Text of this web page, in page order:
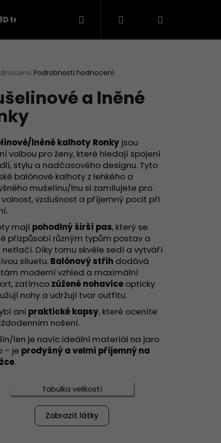
teplákovina Přihlášení
Podrobnosti hodnocení
a lněné
lněné kalhoty Ronky jsou
volbou pro ženy, které hledají spojení
stylu a nadčasového designu. Tyto
balónové kalhoty z lehkého a
mušelínu/lnu si zamilujete pro
volnost, vzdušnost a příjemný pocit při
mají pohodlný širší pas, který se
přizpůsobí různým typům postav a
netlačí. Díky tomu skvěle sedí a vytváří
siluetu. Balónový střih dodává
moderní vzhled a maximální
zatímco zúžené nohavice opticky
nohy a udržují tvar outfitu.
ani praktické kapsy, které oceníte
nošení.
len je navíc ideální materiál na jaro
– je prodyšný a velmi příjemný na
.
Tabulka velikostí
Zobrazit látky
Následující
SUNY